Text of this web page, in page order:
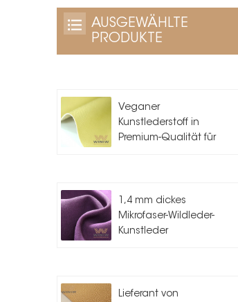
AUSGEWÄHLTE
PRODUKTE
Veganer
Kunstlederstoff in
Premium-Qualität für
1,4 mm dickes
Mikrofaser-Wildleder-
Kunstleder
Lieferant von